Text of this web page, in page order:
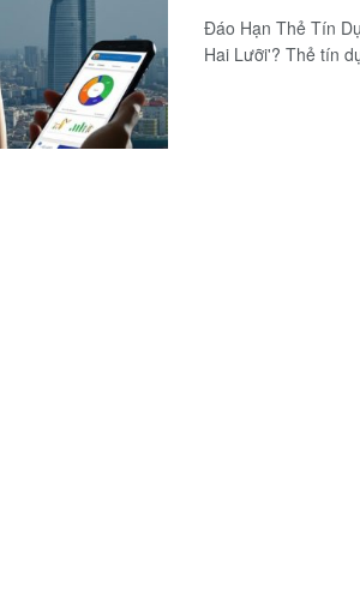
Đáo Hạn Thẻ Tín
Hai Lưỡi'? Thẻ tín